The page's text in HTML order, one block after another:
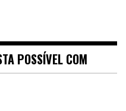
POSSÍVEL COM